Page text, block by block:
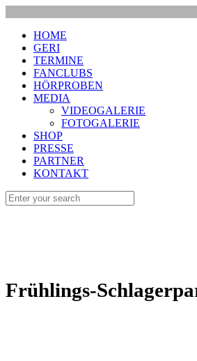
HOME
GERI
TERMINE
FANCLUBS
HÖRPROBEN
MEDIA
VIDEOGALERIE
FOTOGALERIE
SHOP
PRESSE
PARTNER
KONTAKT
Frühlings-